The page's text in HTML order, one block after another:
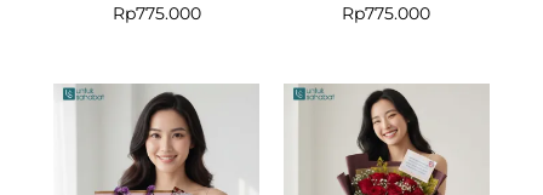
Rp775.000
Rp775.000